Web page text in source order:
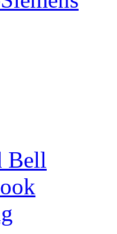
Bell